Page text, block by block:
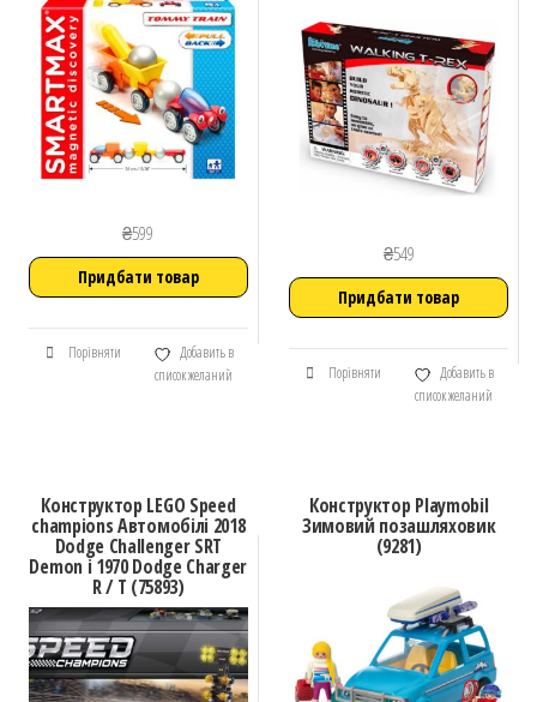
₴599
Придбати товар
Порівняти
Добавить в
список желаний
₴549
Придбати товар
Порівняти
Добавить в
список желаний
Конструктор LEGO Speed
champions Автомобілі 2018
Dodge Challenger SRT
Demon і 1970 Dodge Charger
R / T (75893)
Конструктор Playmobil
Зимовий позашляховик
(9281)